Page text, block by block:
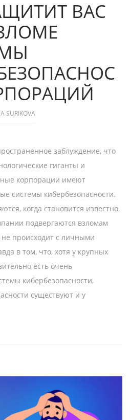
ВАС
SURIKOVA
заблуждение, что
гиганты и
корпорации имеют
системы кибербезопасности.
когда становится известно,
подвергаются взломам
не происходит с личными
в том, что, хотя у крупных
есть очень
кибербезопасности,
существуют и у